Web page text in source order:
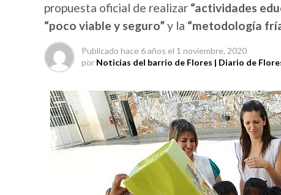
propuesta oficial de realizar “actividades
“poco viable y seguro”y la “metodología
Publicado hace 6 años el 1 noviembre, 2020
por Noticias del barrio de Flores | Diario de